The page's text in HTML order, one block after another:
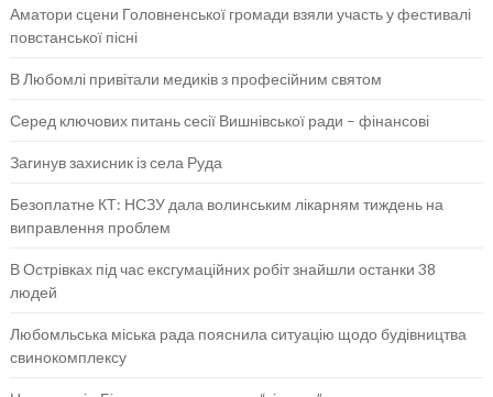
Аматори сцени Головненської громади взяли участь у фестивалі
повстанської пісні
В Любомлі привітали медиків з професійним святом
Серед ключових питань сесії Вишнівської ради – фінансові
Загинув захисник із села Руда
Безоплатне КТ: НСЗУ дала волинським лікарням тиждень на
виправлення проблем
В Острівках під час ексгумаційних робіт знайшли останки 38
людей
Любомльська міська рада пояснила ситуацію щодо будівництва
свинокомплексу